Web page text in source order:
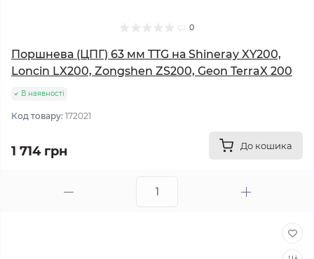
0
Поршнева (ЦПГ) 63 мм TTG на Shineray XY200,
Loncin LX200, Zongshen ZS200, Geon TerraX 200
В наявності
Код товару: 172021
1 714 грн До кошика